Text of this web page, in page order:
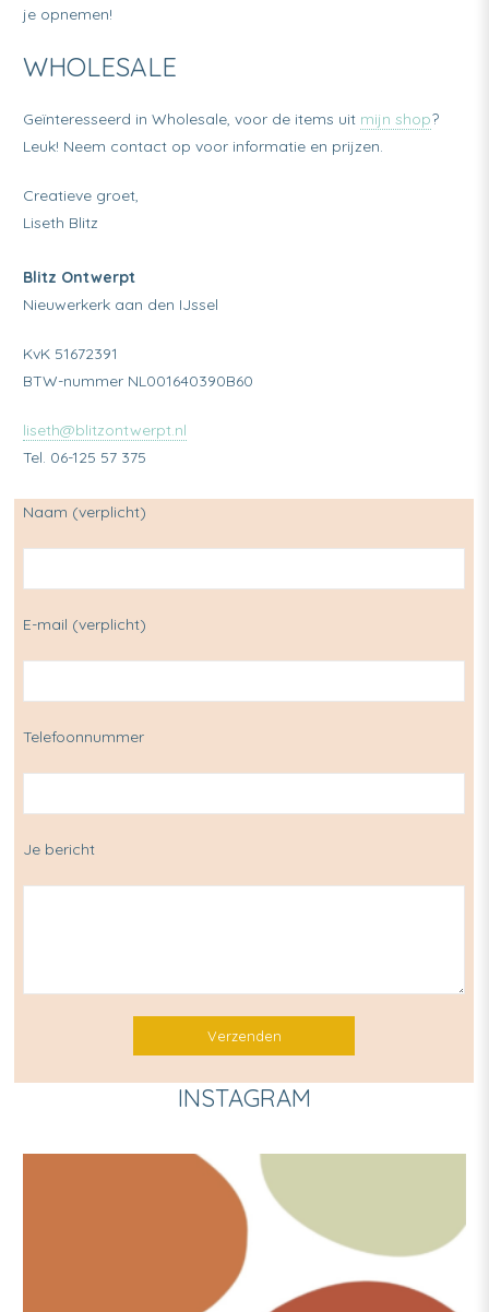
je opnemen!
WHOLESALE
Geïnteresseerd in Wholesale, voor de items uit mijn shop?
Leuk! Neem contact op voor informatie en prijzen.
Creatieve groet,
Liseth Blitz
Blitz Ontwerpt
Nieuwerkerk aan den IJssel
KvK 51672391
BTW-nummer NL001640390B60
liseth@blitzontwerpt.nl
Tel. 06-125 57 375
Naam (verplicht)
E-mail (verplicht)
Telefoonnummer
Je bericht
INSTAGRAM